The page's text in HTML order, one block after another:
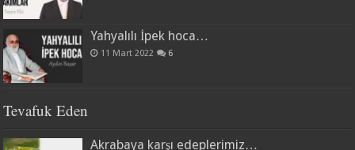
Yahyalılı İpek hoca…
11 Mart 2022 6
Tevafuk Eden
Akrabaya karşı edeplerimiz…